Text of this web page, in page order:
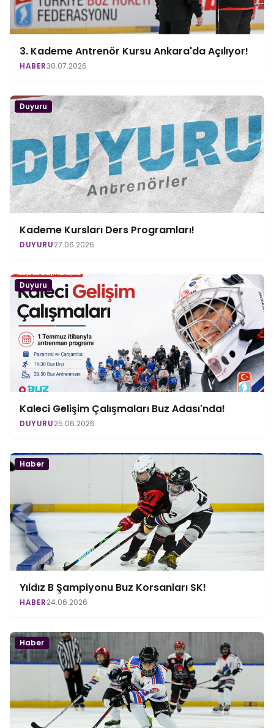
3. Kademe Antrenör Kursu Ankara'da Açılıyor!
HABER30.07.2026
Duyuru
Kademe Kursları Ders Programları!
DUYURU27.06.2026
Duyuru
Kaleci Gelişim Çalışmaları Buz Adası'nda!
DUYURU25.06.2026
Haber
Yıldız B Şampiyonu Buz Korsanları SK!
HABER24.06.2026
Haber